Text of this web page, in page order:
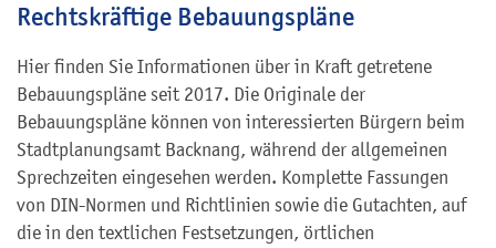
Rechtskräftige Bebauungspläne
Hier finden Sie Informationen über in Kraft getretene
Bebauungspläne seit 2017. Die Originale der
Bebauungspläne können von interessierten Bürgern beim
Stadtplanungsamt Backnang, während der allgemeinen
Sprechzeiten eingesehen werden. Komplette Fassungen
von DIN-Normen und Richtlinien sowie die Gutachten, auf
die in den textlichen Festsetzungen, örtlichen